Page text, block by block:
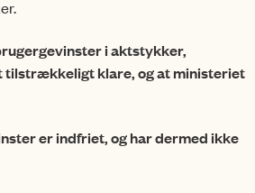
i aktstykker,
til­stræk­keligt klare, og at ministeriet
er indfriet, og har dermed ikke